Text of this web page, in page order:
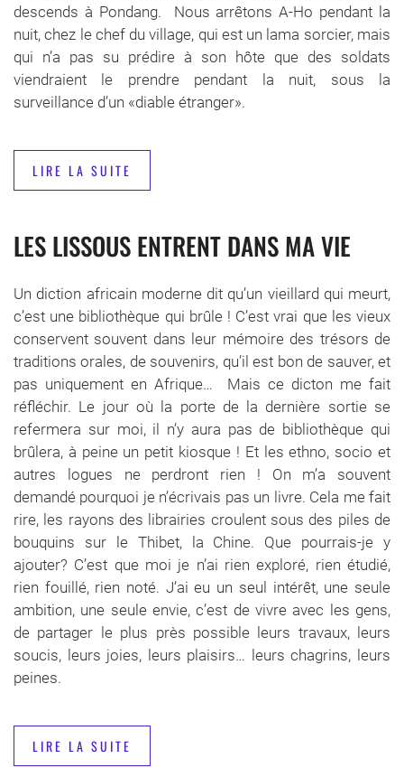
descends à Pondang. Nous arrêtons A-Ho pendant la
nuit, chez le chef du village, qui est un lama sorcier, mais
qui n’a pas su prédire à son hôte que des soldats
viendraient le prendre pendant la nuit, sous la
surveillance d’un «diable étranger».
LIRE LA SUITE
LES LISSOUS ENTRENT DANS MA VIE
Un diction africain moderne dit qu’un vieillard qui meurt,
c’est une bibliothèque qui brûle ! C’est vrai que les vieux
conservent souvent dans leur mémoire des trésors de
traditions orales, de souvenirs, qu’il est bon de sauver, et
pas uniquement en Afrique… Mais ce dicton me fait
réfléchir. Le jour où la porte de la dernière sortie se
refermera sur moi, il n’y aura pas de bibliothèque qui
brûlera, à peine un petit kiosque ! Et les ethno, socio et
autres logues ne perdront rien ! On m’a souvent
demandé pourquoi je n’écrivais pas un livre. Cela me fait
rire, les rayons des librairies croulent sous des piles de
bouquins sur le Thibet, la Chine. Que pourrais-je y
ajouter? C’est que moi je n’ai rien exploré, rien étudié,
rien fouillé, rien noté. J’ai eu un seul intérêt, une seule
ambition, une seule envie, c’est de vivre avec les gens,
de partager le plus près possible leurs travaux, leurs
soucis, leurs joies, leurs plaisirs… leurs chagrins, leurs
peines.
LIRE LA SUITE